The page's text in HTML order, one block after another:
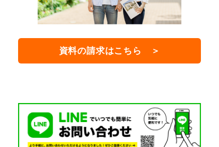
資料の請求はこちら ＞